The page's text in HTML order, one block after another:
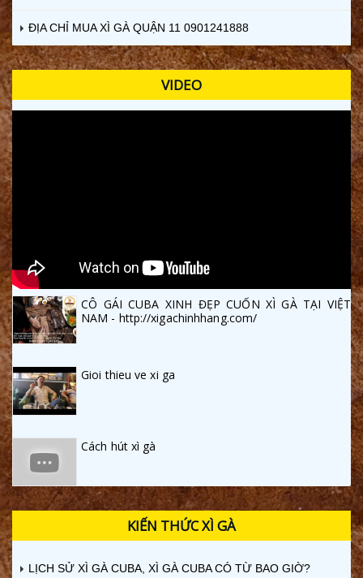
ĐỊA CHỈ MUA XÌ GÀ QUẬN 11 0901241888
VIDEO
CÔ GÁI CUBA XINH ĐẸP CUỐN XÌ GÀ TẠI VIỆT
NAM - http://xigachinhhang.com/
Gioi thieu ve xi ga
Cách hút xì gà
KIẾN THỨC XÌ GÀ
LỊCH SỬ XÌ GÀ CUBA, XÌ GÀ CUBA CÓ TỪ BAO GIỜ?